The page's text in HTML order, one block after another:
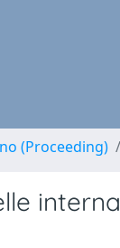
(Proceeding)